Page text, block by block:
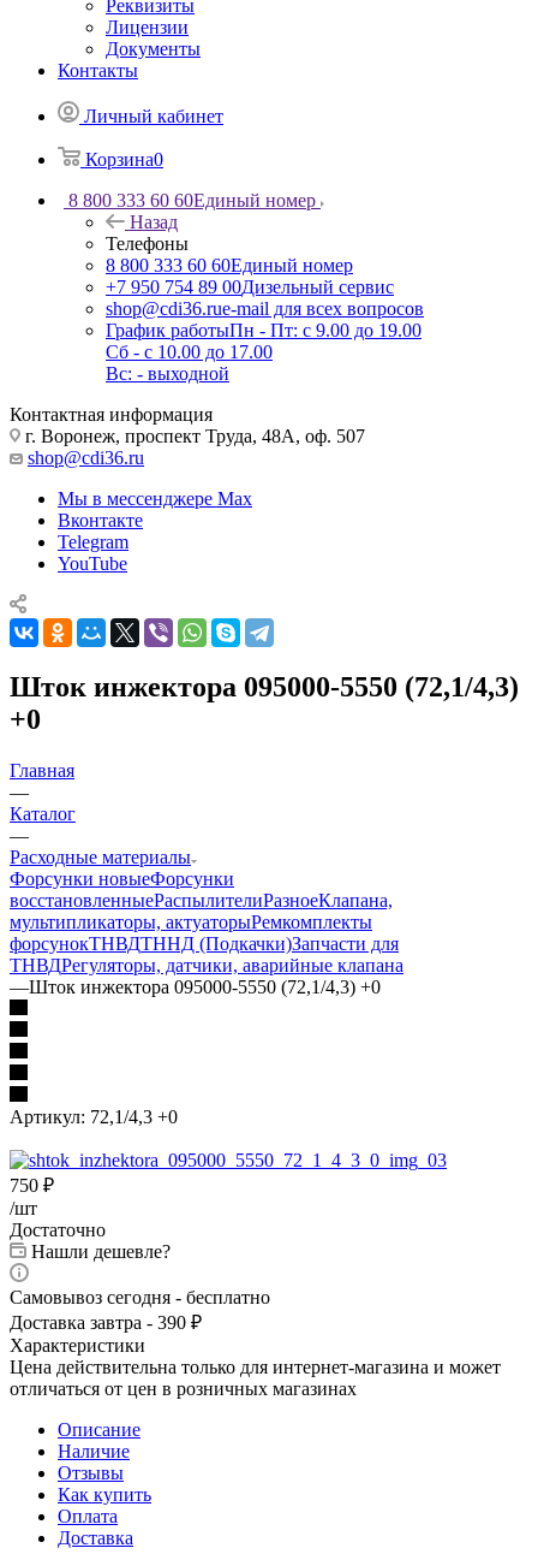
Реквизиты
Лицензии
Документы
Контакты
Личный кабинет
Корзина0
8 800 333 60 60Единый номер
Назад
Телефоны
8 800 333 60 60Единый номер
+7 950 754 89 00Дизельный сервис
shop@cdi36.rue-mail для всех вопросов
График работыПн - Пт: с 9.00 до 19.00
Сб - с 10.00 до 17.00
Вс: - выходной
Контактная информация
г. Воронеж, проспект Труда, 48А, оф. 507
shop@cdi36.ru
Мы в мессенджере Max
Вконтакте
Telegram
YouTube
Шток инжектора 095000-5550 (72,1/4,3)
+0
Главная
—
Каталог
—
Расходные материалы
Форсунки новыеФорсунки
восстановленныеРаспылителиРазноеКлапана,
мультипликаторы, актуаторыРемкомплекты
форсунокТНВДТННД (Подкачки)Запчасти для
ТНВДРегуляторы, датчики, аварийные клапана
—Шток инжектора 095000-5550 (72,1/4,3) +0
Артикул: 72,1/4,3 +0
750 ₽
/шт
Достаточно
Нашли дешевле?
Самовывоз сегодня - бесплатно
Доставка завтра - 390 ₽
Характеристики
Цена действительна только для интернет-магазина и может
отличаться от цен в розничных магазинах
Описание
Наличие
Отзывы
Как купить
Оплата
Доставка